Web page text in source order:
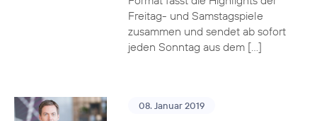
Freitag- und Samstagspiele
zusammen und sendet ab sofort
jeden Sonntag aus dem […]
08. Januar 2019